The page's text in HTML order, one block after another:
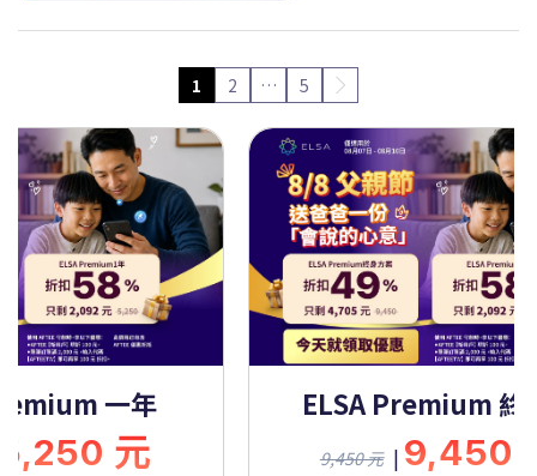
1 2 … 5
一年
元
ELSA Premium 終
9,450 元 | 9,450